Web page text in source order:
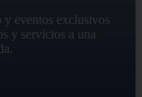
y eventos exclusivos
y servicios a una